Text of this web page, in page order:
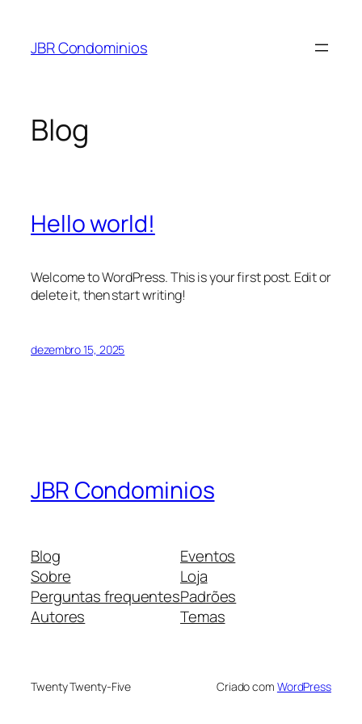
JBR Condominios
Blog
Hello world!
Welcome to WordPress. This is your first post. Edit or
delete it, then start writing!
dezembro 15, 2025
JBR Condominios
Blog
Sobre
Perguntas frequentes
Autores
Eventos
Loja
Padrões
Temas
Twenty Twenty-Five Criado com WordPress